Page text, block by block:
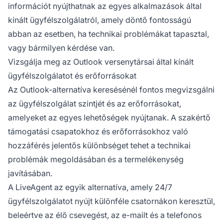
információt nyújthatnak az egyes alkalmazások által
kínált ügyfélszolgálatról, amely döntő fontosságú
abban az esetben, ha technikai problémákat tapasztal,
vagy bármilyen kérdése van.
Vizsgálja meg az Outlook versenytársai által kínált
ügyfélszolgálatot és erőforrásokat
Az Outlook-alternatíva keresésénél fontos megvizsgálni
az ügyfélszolgálat szintjét és az erőforrásokat,
amelyeket az egyes lehetőségek nyújtanak. A szakértő
támogatási csapatokhoz és erőforrásokhoz való
hozzáférés jelentős különbséget tehet a technikai
problémák megoldásában és a termelékenység
javításában.
A LiveAgent az egyik alternatíva, amely 24/7
ügyfélszolgálatot nyújt különféle csatornákon keresztül,
beleértve az élő csevegést, az e-mailt és a telefonos